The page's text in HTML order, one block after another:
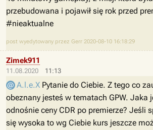
przebudowana i pojawił się rok przed
#nieaktualne
post wyedytowany przez Gerr 2020-08-10 16:18:29
11.08.2020 11:13
Zimek911
A.l.e.X Pytanie do Ciebie. Z tego co
obeznany jesteś w tematach GPW. Jaka
odnośnie ceny CDR po premierze? Jeśli
się wysoka to wg Ciebie kurs jeszcze